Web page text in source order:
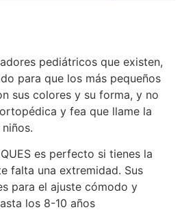
pediátricos que existen,
para que los más pequeños
sus colores y su forma, y no
y fea que llame la
es perfecto si tienes la
falta una extremidad. Sus
para el ajuste cómodo y
los 8-10 años